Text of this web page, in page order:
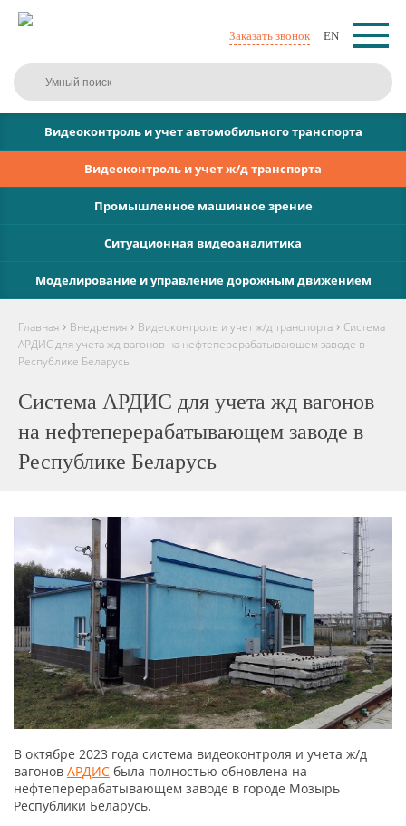
Заказать звонок EN
Видеоконтроль и учет автомобильного транспорта
Видеоконтроль и учет ж/д транспорта
Промышленное машинное зрение
Ситуационная видеоаналитика
Моделирование и управление дорожным движением
Главная › Внедрения › Видеоконтроль и учет ж/д транспорта › Система
АРДИС для учета жд вагонов на нефтеперерабатывающем заводе в
Республике Беларусь
Система АРДИС для учета жд вагонов
на нефтеперерабатывающем заводе в
Республике Беларусь
В октябре 2023 года система видеоконтроля и учета ж/д
вагонов АРДИС была полностью обновлена на
нефтеперерабатывающем заводе в городе Мозырь
Республики Беларусь.